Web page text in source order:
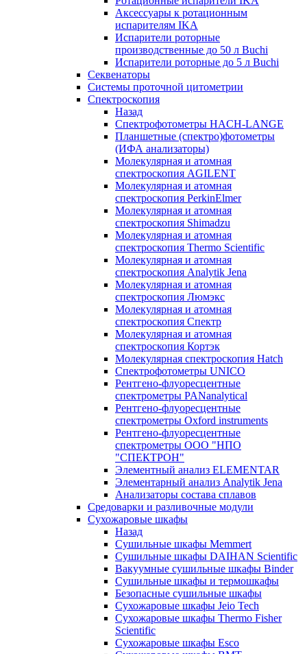
Аксессуары к ротационным
испарителям IKA
Испарители роторные
производственные до 50 л Buchi
Испарители роторные до 5 л Buchi
Секвенаторы
Системы проточной цитометрии
Спектроскопия
Назад
Спектрофотометры HACH-LANGE
Планшетные (спектро)фотометры
(ИФА анализаторы)
Молекулярная и атомная
спектроскопия AGILENT
Молекулярная и атомная
спектроскопия PerkinElmer
Молекулярная и атомная
спектроскопия Shimadzu
Молекулярная и атомная
спектроскопия Thermo Scientific
Молекулярная и атомная
спектроскопия Analytik Jena
Молекулярная и атомная
спектроскопия Люмэкс
Молекулярная и атомная
спектроскопия Спектр
Молекулярная и атомная
спектроскопия Кортэк
Молекулярная спектроскопия Hatch
Спектрофотометры UNICO
Рентгено-флуоресцентные
спектрометры PANanalytical
Рентгено-флуоресцентные
спектрометры Oxford instruments
Рентгено-флуоресцентные
спектрометры ООО "НПО
"СПЕКТРОН"
Элементный анализ ELEMENTAR
Элементарный анализ Analytik Jena
Анализаторы состава сплавов
Средоварки и разливочные модули
Сухожаровые шкафы
Назад
Сушильные шкафы Memmert
Сушильные шкафы DAIHAN Scientific
Вакуумные сушильные шкафы Binder
Сушильные шкафы и термошкафы
Безопасные сушильные шкафы
Сухожаровые шкафы Jeio Tech
Сухожаровые шкафы Thermo Fisher
Scientific
Сухожаровые шкафы Esco